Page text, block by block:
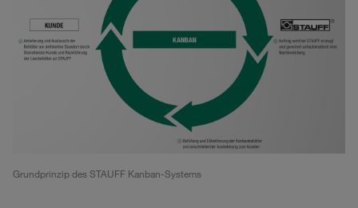
Grundprinzip des STAUFF Kanban-Systems